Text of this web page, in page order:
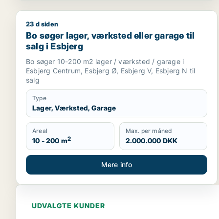
Bo søger lager, værksted eller garage til salg i
23 d siden
Bo søger lager, værksted eller garage til
salg i Esbjerg
Bo søger 10-200 m2 lager / værksted / garage i
Esbjerg Centrum, Esbjerg Ø, Esbjerg V, Esbjerg N til
salg
Type
Lager, Værksted, Garage
Areal
10 - 200 m2
Max. per måned
2.000.000 DKK
Mere info
UDVALGTE KUNDER